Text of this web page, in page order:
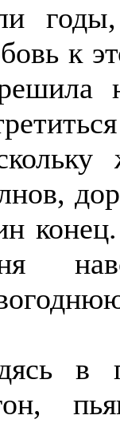
годы,
к
в